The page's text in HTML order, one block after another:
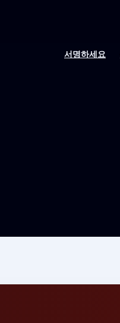
서명하세요